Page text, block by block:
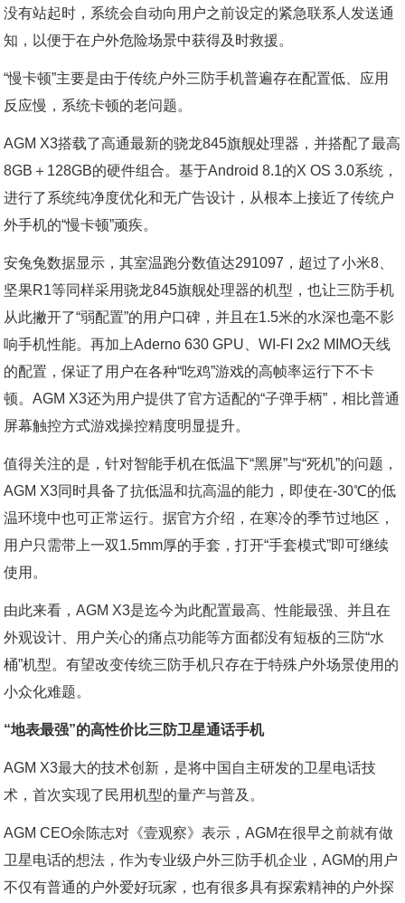
没有站起时，系统会自动向用户之前设定的紧急联系人发送通
知，以便于在户外危险场景中获得及时救援。
“慢卡顿”主要是由于传统户外三防手机普遍存在配置低、应用
反应慢，系统卡顿的老问题。
AGM X3搭载了高通最新的骁龙845旗舰处理器，并搭配了最高
8GB＋128GB的硬件组合。基于Android 8.1的X OS 3.0系统，
进行了系统纯净度优化和无广告设计，从根本上接近了传统户
外手机的“慢卡顿”顽疾。
安兔兔数据显示，其室温跑分数值达291097，超过了小米8、
坚果R1等同样采用骁龙845旗舰处理器的机型，也让三防手机
从此撇开了“弱配置”的用户口碑，并且在1.5米的水深也毫不影
响手机性能。再加上Aderno 630 GPU、WI-FI 2x2 MIMO天线
的配置，保证了用户在各种“吃鸡”游戏的高帧率运行下不卡
顿。AGM X3还为用户提供了官方适配的“子弹手柄”，相比普通
屏幕触控方式游戏操控精度明显提升。
值得关注的是，针对智能手机在低温下“黑屏”与“死机”的问题，
AGM X3同时具备了抗低温和抗高温的能力，即使在-30℃的低
温环境中也可正常运行。据官方介绍，在寒冷的季节过地区，
用户只需带上一双1.5mm厚的手套，打开“手套模式”即可继续
使用。
由此来看，AGM X3是迄今为此配置最高、性能最强、并且在
外观设计、用户关心的痛点功能等方面都没有短板的三防“水
桶”机型。有望改变传统三防手机只存在于特殊户外场景使用的
小众化难题。
“地表最强”的高性价比三防卫星通话手机
AGM X3最大的技术创新，是将中国自主研发的卫星电话技
术，首次实现了民用机型的量产与普及。
AGM CEO余陈志对《壹观察》表示，AGM在很早之前就有做
卫星电话的想法，作为专业级户外三防手机企业，AGM的用户
不仅有普通的户外爱好玩家，也有很多具有探索精神的户外探